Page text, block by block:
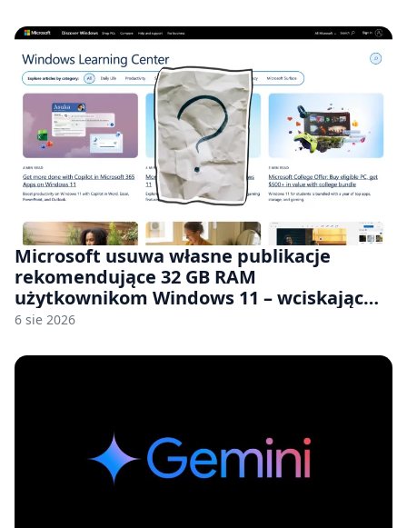
Microsoft usuwa własne publikacje
rekomendujące 32 GB RAM
użytkownikom Windows 11 – wciskając
nam przy tym komputery z 8 GB RAM po
6 sie 2026